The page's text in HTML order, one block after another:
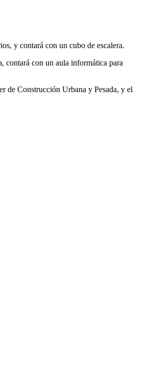
y contará con un cubo de escalera.
contará con un aula informática para
de Construcción Urbana y Pesada, y el